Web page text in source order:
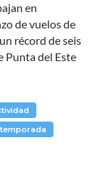
en
de vuelos de
récord de seis
Punta del Este
temporada